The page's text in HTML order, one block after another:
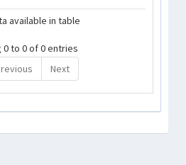
available in table
0 to 0 of 0 entries
Next